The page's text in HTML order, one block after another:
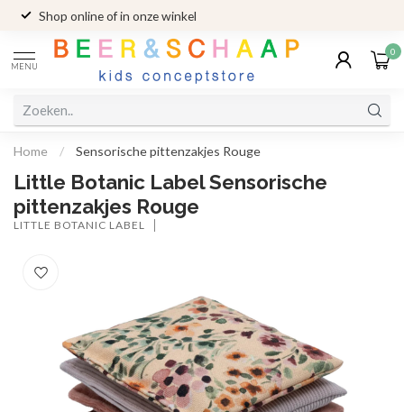
Shop online of in onze winkel
MENU
0
Home / Sensorische pittenzakjes Rouge
Little Botanic Label Sensorische
pittenzakjes Rouge
LITTLE BOTANIC LABEL